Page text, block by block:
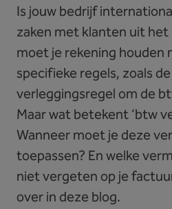
Is jouw bedrijf
zaken met klanten uit
moet je rekening houden
specifieke regels, zoals
verleggingsregel om de
Maar wat betekent ‘btw
Wanneer moet je deze
toepassen? En welke
niet vergeten op je
over in deze blog.